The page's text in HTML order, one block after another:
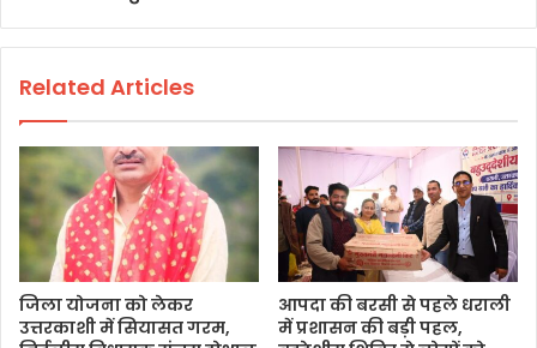
Related Articles
जिला योजना को लेकर
उत्तरकाशी में सियासत गरम,
आपदा की बरसी से पहले धराली
में प्रशासन की बड़ी पहल,